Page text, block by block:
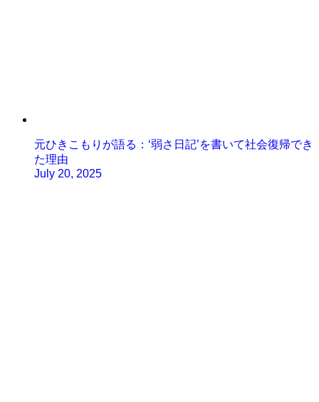
元ひきこもりが語る：‘弱さ日記’を書いて社会復帰でき
た理由
July 20, 2025